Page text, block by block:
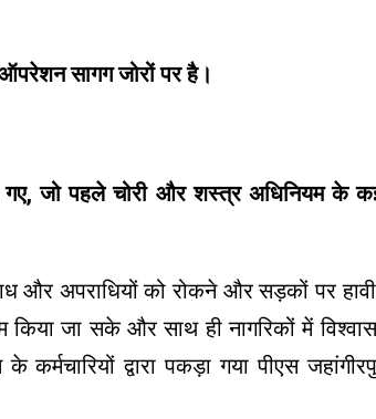
सागग जोरों पर है।
जो पहले चोरी और शस्त्र अधिनियम के
और अपराधियों को रोकने और सड़कों पर
जा सके और साथ ही नागरिकों में
द्वारा पकड़ा गया पीएस